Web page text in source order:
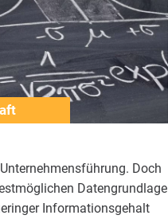
Doch
Datengrundlage
Informationsgehalt